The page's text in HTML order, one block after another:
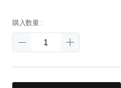
購入数量 :